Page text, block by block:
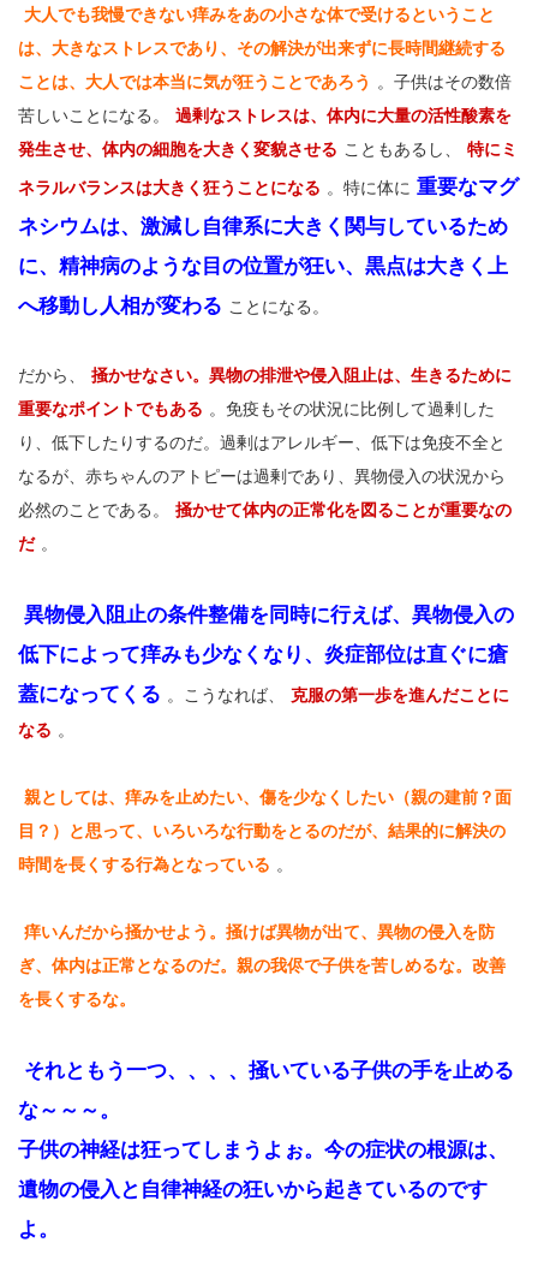
大人でも我慢できない痒みをあの小さな体で受けるということ
は、大きなストレスであり、その解決が出来ずに長時間継続する
ことは、大人では本当に気が狂うことであろう 。子供はその数倍
苦しいことになる。
過剰なストレスは、体内に大量の活性酸素を
発生させ、体内の細胞を大きく変貌させる こともあるし、 特にミ
ネラルバランスは大きく狂うことになる 。特に体に 重要なマグ
ネシウムは、激減し自律系に大きく関与しているため
に、精神病のような目の位置が狂い、黒点は大きく上
へ移動し人相が変わる ことになる。
だから、
掻かせなさい。異物の排泄や侵入阻止は、生きるために
重要なポイントでもある 。免疫もその状況に比例して過剰した
り、低下したりするのだ。過剰はアレルギー、低下は免疫不全と
なるが、赤ちゃんのアトピーは過剰であり、異物侵入の状況から
必然のことである。
掻かせて体内の正常化を図ることが重要なの
だ 。
異物侵入阻止の条件整備を同時に行えば、異物侵入の
低下によって痒みも少なくなり、炎症部位は直ぐに瘡
蓋になってくる 。こうなれば、
克服の第一歩を進んだことに
なる 。
親としては、痒みを止めたい、傷を少なくしたい（親の建前？面
目？）と思って、いろいろな行動をとるのだが、結果的に解決の
時間を長くする行為となっている 。
痒いんだから掻かせよう。掻けば異物が出て、異物の侵入を防
ぎ、体内は正常となるのだ。親の我侭で子供を苦しめるな。改善
を長くするな。
それともう一つ、、、、掻いている子供の手を止める
な～～～。
子供の神経は狂ってしまうよぉ。今の症状の根源は、
遺物の侵入と自律神経の狂いから起きているのです
よ。